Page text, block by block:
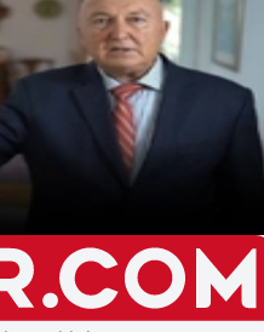
35 Santimetrelik Tsunami